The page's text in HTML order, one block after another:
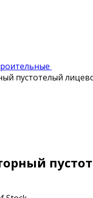
пустотелый